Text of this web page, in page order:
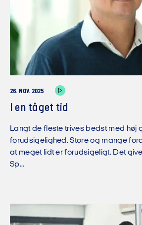
26. NOV. 2025
I en tåget tid
Langt de fleste trives bedst med høj
forudsigelighed. Store og mange
at meget lidt er forudsigeligt. Det
Sp...